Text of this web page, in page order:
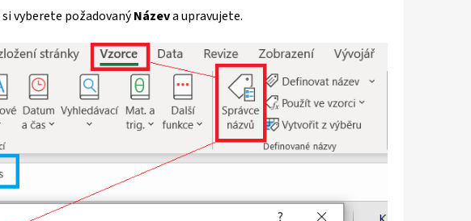
si vyberete požadovanýNázeva upravujete.